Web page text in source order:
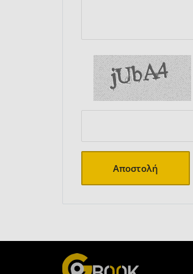
Αποστολή